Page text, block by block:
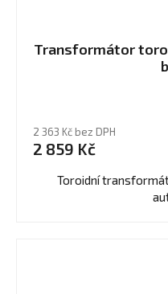
Transformátor
2 363 Kč bez DPH
2 859 Kč
Toroidní